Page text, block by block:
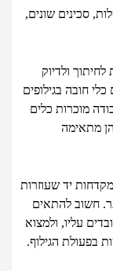
סכינים שונים,
ולדיוק
חובה בגילופים
מוכרות כלים
מתאימה
יד שעוזרות
חשוב להתאים
עליו, ולמצוא
בפעולת הגילוף.